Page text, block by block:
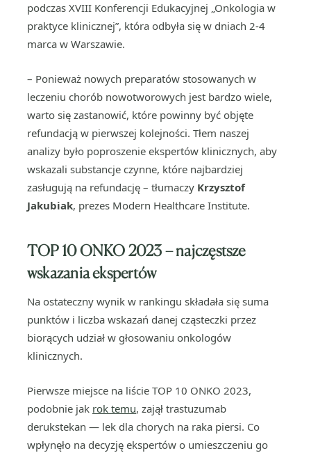
podczas XVIII Konferencji Edukacyjnej „Onkologia w
praktyce klinicznej”, która odbyła się w dniach 2-4
marca w Warszawie.
– Ponieważ nowych preparatów stosowanych w
leczeniu chorób nowotworowych jest bardzo wiele,
warto się zastanowić, które powinny być objęte
refundacją w pierwszej kolejności. Tłem naszej
analizy było poproszenie ekspertów klinicznych, aby
wskazali substancje czynne, które najbardziej
zasługują na refundację – tłumaczy Krzysztof
Jakubiak, prezes Modern Healthcare Institute.
TOP 10 ONKO 2023 – najczęstsze
wskazania ekspertów
Na ostateczny wynik w rankingu składała się suma
punktów i liczba wskazań danej cząsteczki przez
biorących udział w głosowaniu onkologów
klinicznych.
Pierwsze miejsce na liście TOP 10 ONKO 2023,
podobnie jak rok temu, zajął trastuzumab
derukstekan — lek dla chorych na raka piersi. Co
wpłynęło na decyzję ekspertów o umieszczeniu go